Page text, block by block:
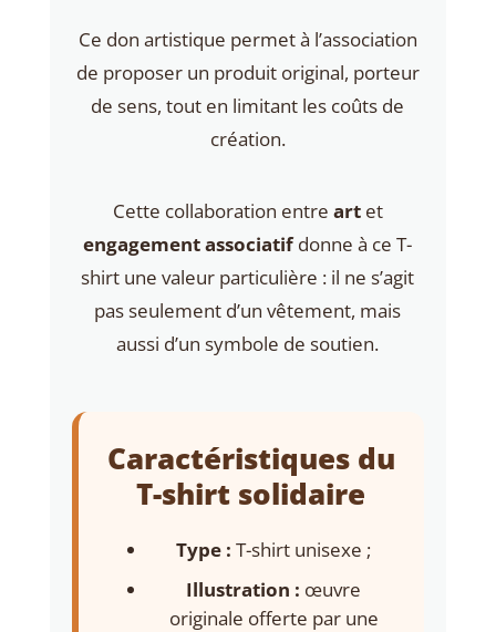
Ce don artistique permet à l’association
de proposer un produit original, porteur
de sens, tout en limitant les coûts de
création.
Cette collaboration entre artet
engagement associatifdonne à ce T-
shirt une valeur particulière : il ne s’agit
pas seulement d’un vêtement, mais
aussi d’un symbole de soutien.
Caractéristiques du
T-shirt solidaire
Type : T-shirt unisexe ;
Illustration : œuvre
originale offerte par une